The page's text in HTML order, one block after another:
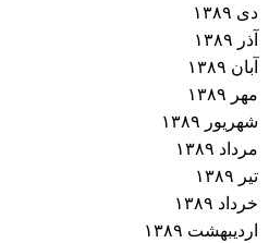
دی ۱۳۸۹
آذر ۱۳۸۹
آبان ۱۳۸۹
مهر ۱۳۸۹
شهریور ۱۳۸۹
مرداد ۱۳۸۹
تیر ۱۳۸۹
خرداد ۱۳۸۹
اردیبهشت ۱۳۸۹